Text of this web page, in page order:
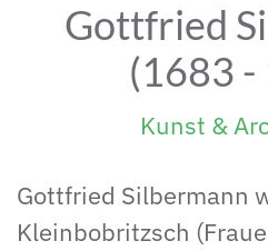
Gottfried
(1683 -
Kunst &
Gottfried Silbermann
Kleinbobritzsch